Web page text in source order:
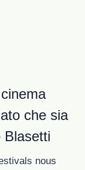
che sia
Blasetti
nous